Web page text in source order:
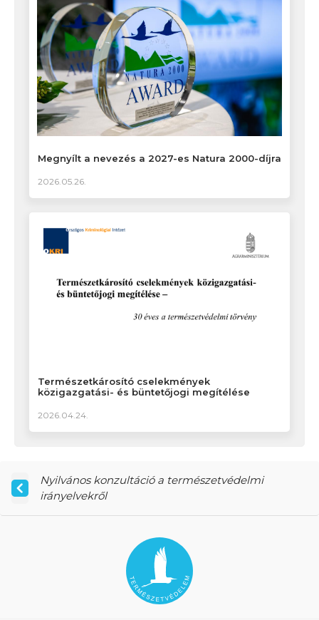
Megnyílt a nevezés a 2027-es Natura 2000-díjra
2026.05.26.
Természetkárosító cselekmények
közigazgatási- és büntetőjogi megítélése
2026.04.24.
Nyilvános konzultáció a természetvédelmi
irányelvekről